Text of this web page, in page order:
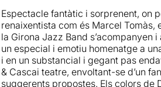
Cal destacar queMarcel Tomàs,
connectar amb el públic d’una
enèrgica, que manté viu l’esperit de
Marcel Tomàsa part de ser un bon
conectar amb el públic. Al seu
excepcionals amb més d'una
jazz i les músiques improvisades.
Els colors de Duke Ellingtonés un
revolucionar la música del segle XX.
Espectacle fantàtic i sorprenent, on
renaixentista com és Marcel Tomàs,
la Girona Jazz Band
un especial i emotiu homenatge a
i en un substancial i gegant pas
& Cascai teatre, envoltant-se d’un
suggerents propostes. Els colors de